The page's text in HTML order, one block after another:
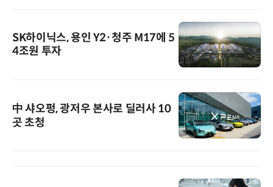
SK하이닉스, 용인 Y2·청주 M17에 5
4조원 투자
中 샤오펑, 광저우 본사로 딜러사 10
곳 초청